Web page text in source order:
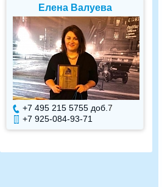
Елена Валуева
+7 495 215 5755 доб. 7
+7 925-084-93-71